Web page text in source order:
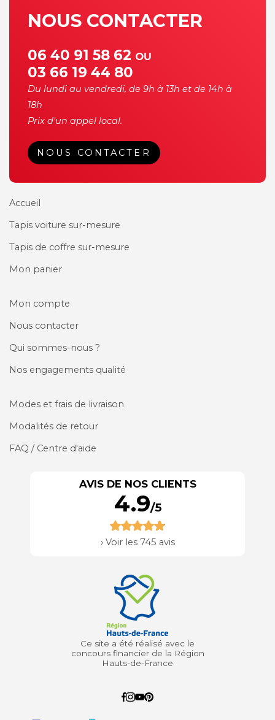
NOUS CONTACTER
06 40 91 58 62 OU
03 66 19 44 80
Du lundi au vendredi, de 9h à 13h et de 14h à
18h
Prix d'un appel local.
NOUS CONTACTER
Accueil
Tapis voiture sur-mesure
Tapis de coffre sur-mesure
Mon panier
Mon compte
Nous contacter
Qui sommes-nous ?
Nos engagements qualité
Modes et frais de livraison
Modalités de retour
FAQ / Centre d'aide
AVIS DE NOS CLIENTS
4.9/5
› Voir les 745 avis
Ce site a été réalisé avec le
concours financier de la Région
Hauts-de-France